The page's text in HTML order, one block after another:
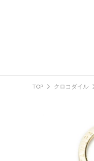
TOP クロコダイル